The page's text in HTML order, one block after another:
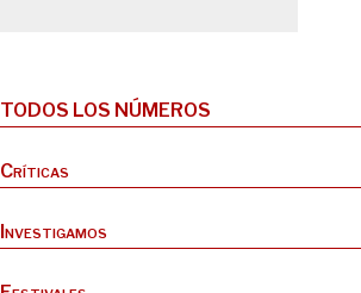
TODOS LOS NÚMEROS
Críticas
Investigamos